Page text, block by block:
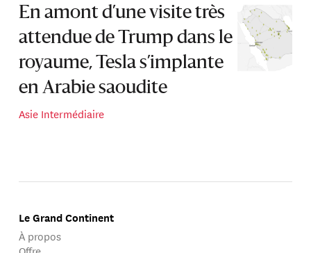
En amont d’une visite très
attendue de Trump dans le
royaume, Tesla s’implante
en Arabie saoudite
Asie Intermédiaire
Le Grand Continent
À propos